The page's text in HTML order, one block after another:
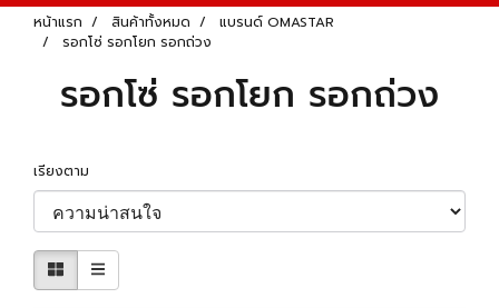
หน้าแรก สินค้าทั้งหมด
แบรนด์ OMASTAR
รอกโซ่ รอกโยก รอกถ่วง
รอกโซ่ รอกโยก รอกถ่วง
เรียงตาม